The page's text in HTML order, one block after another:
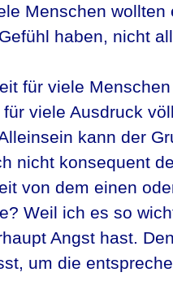
Menschen wollten
haben, nicht
für viele
viele Ausdruck
kann der
nicht konsequent
von dem einen
Weil ich es so
Angst hast.
um die